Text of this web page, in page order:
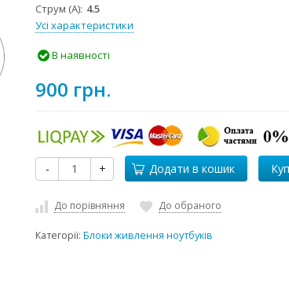
Струм (А) 4.5
Усі характеристики
В наявності
900 грн.
- + Додати в кошик
До порівняння До обраного
Категорії:Блоки живлення ноутбуків